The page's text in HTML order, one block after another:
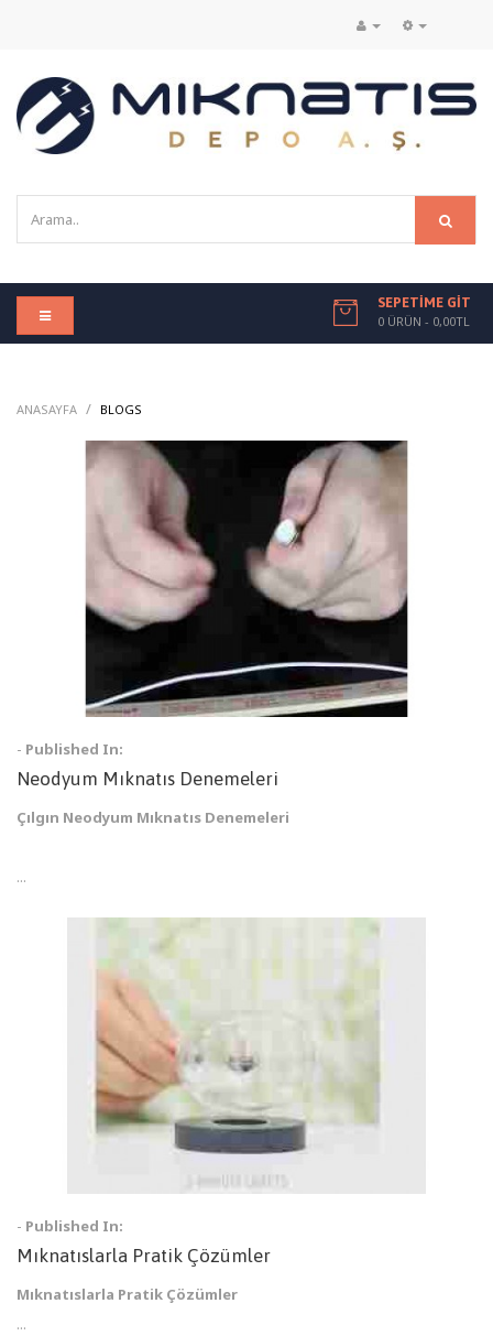
SEPETIME GIT
0 ÜRÜN - 0,00TL
ANASAYFA / BLOGS
- Published In:
Neodyum Mıknatıs Denemeleri
Çılgın Neodyum Mıknatıs Denemeleri
...
- Published In:
Mıknatıslarla Pratik Çözümler
Mıknatıslarla Pratik Çözümler
...